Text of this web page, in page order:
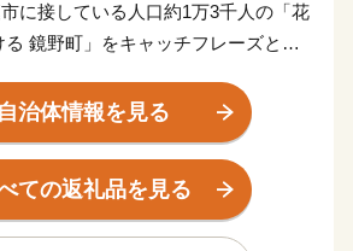
に接している人口約1万3千人の「花
鏡野町」をキャッチフレーズとし
様々な自然の恵みや文化、伝統を有
には森や渓谷、田園風景と、四季を
観が点在しています。中国山地屈指
、岡山を代表する紅葉スポット・奥
自治体情報を見る
ての返礼品を見る